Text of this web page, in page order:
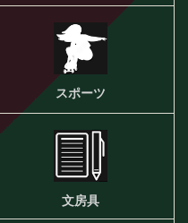
スポーツ
文房具